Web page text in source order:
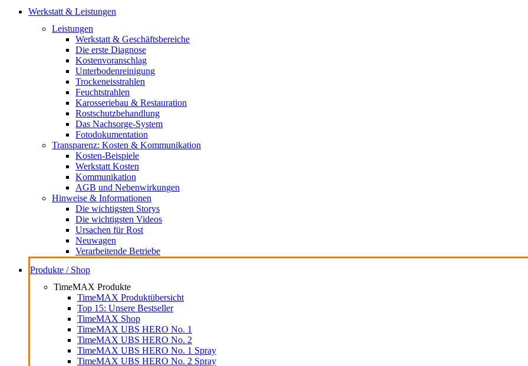
Werkstatt & Leistungen
Leistungen
Werkstatt & Geschäftsbereiche
Die erste Diagnose
Kostenvoranschlag
Unterbodenreinigung
Trockeneisstrahlen
Feuchtstrahlen
Karosseriebau & Restauration
Rostschutzbehandlung
Das Nachsorge-System
Fotodokumentation
Transparenz: Kosten & Kommunikation
Kosten-Beispiele
Werkstatt Kosten
Kommunikation
AGB und Nebenwirkungen
Hinweise & Informationen
Die wichtigsten Storys
Die wichtigsten Videos
Ursachen für Rost
Neuwagen
Verarbeitende Betriebe
Produkte / Shop
TimeMAX Produkte
TimeMAX Produktübersicht
Top 15: Unsere Bestseller
TimeMAX Shop
TimeMAX UBS HERO No. 1
TimeMAX UBS HERO No. 2
TimeMAX UBS HERO No. 1 Spray
TimeMAX UBS HERO No. 2 Spray